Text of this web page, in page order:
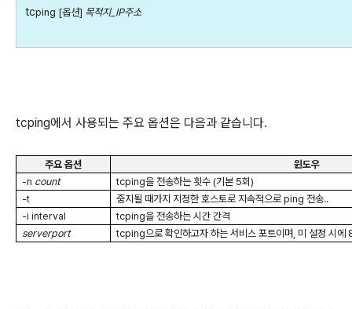
tcping [옵션] 목적지_IP주소
tcping에서 사용되는 주요 옵션은 다음과 같습니다.
주요 옵션
윈도우
-n count tcping을 전송하는 횟수 (기본 5회)
-t
중지될 때가지 지정한 호스토로 지속적으로 ping전송..
-i interval
tcping을 전송하는 시간 간격
serverport
tcping으로 확인하고자 하는 서비스 포트이며 미 설정 시에